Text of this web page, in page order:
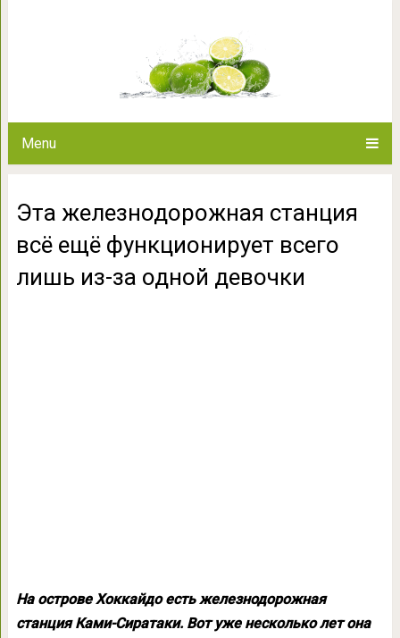
Menu
Эта железнодорожная станция
всё ещё функционирует всего
лишь из-за одной девочки
На острове Хоккайдо есть железнодорожная
станция Ками-Сиратаки. Вот уже несколько лет она